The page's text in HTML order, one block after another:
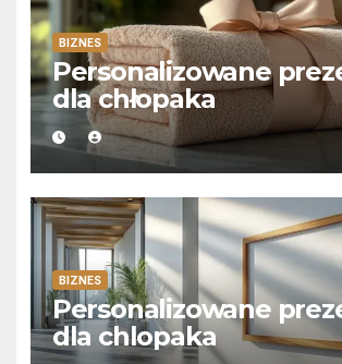
BIZNES
Personalizowane
dla chłopaka
BIZNES
Personalizowane
dla chlopaka